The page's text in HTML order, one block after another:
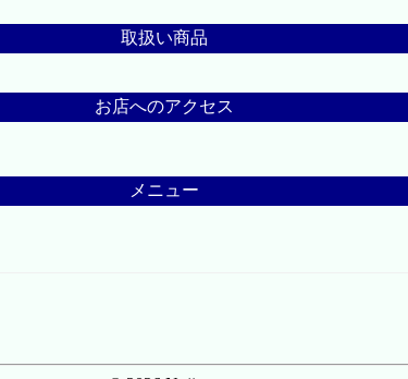
取扱い商品
お店へのアクセス
メニュー